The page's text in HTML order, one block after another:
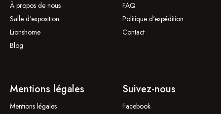
À propos de nous
Salle d'exposition
Lionshome
Blog
FAQ
Politique d'expédition
Contact
Mentions légales
Mentions légales
Suivez-nous
Facebook